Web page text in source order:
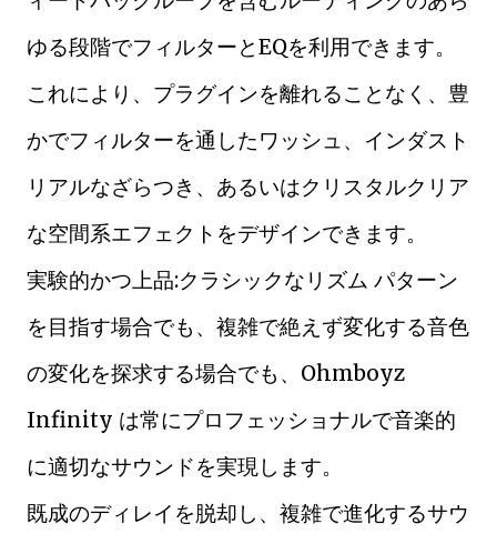
ゆる段階でフィルターとEQを利用できます。
これにより、プラグインを離れることなく、豊
かでフィルターを通したワッシュ、インダスト
リアルなざらつき、あるいはクリスタルクリア
な空間系エフェクトをデザインできます。
実験的かつ上品:クラシックなリズム パターン
を目指す場合でも、複雑で絶えず変化する音色
の変化を探求する場合でも、Ohmboyz
Infinity は常にプロフェッショナルで音楽的
に適切なサウンドを実現します。
既成のディレイを脱却し、複雑で進化するサウ